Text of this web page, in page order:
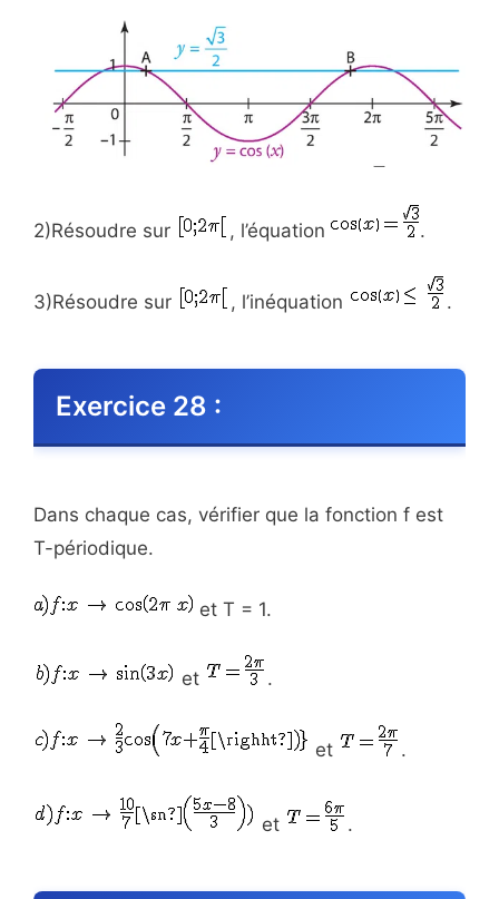
2)Résoudre sur , l’équation .
3)Résoudre sur , l’inéquation .
Exercice 28 :
Dans chaque cas, vérifier que la fonction f est
T-périodique.
et T = 1.
et .
et .
et .